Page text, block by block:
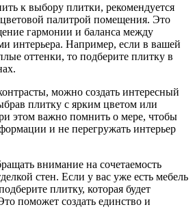
к выбору плитки, рекомендуется
палитрой помещения. Это
гармонии и баланса между
интерьера. Например, если в вашей
оттенки, то подберите плитку в
можно создать интересный
плитку с ярким цветом или
этом важно помнить о мере, чтобы
и не перегружать интерьер
внимание на сочетаемость
стен. Если у вас уже есть мебель
плитку, которая будет
поможет создать единство и